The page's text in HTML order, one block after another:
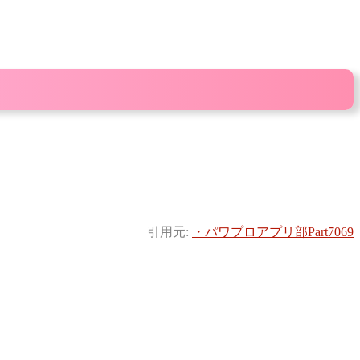
引用元: ・パワプロアプリ部Part7069